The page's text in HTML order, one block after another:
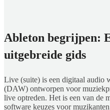
Ableton begrijpen:
uitgebreide gids
Live (suite) is een digitaal audio
(DAW) ontworpen voor
live optreden. Het is een van de
software keuzes voor